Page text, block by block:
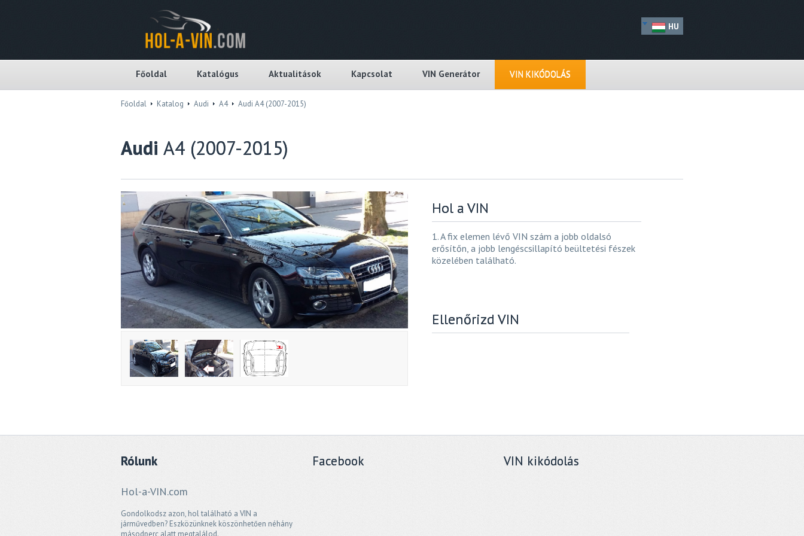
HU
Főoldal Katalógus Aktualitások Kapcsolat VIN Generátor VIN KIKÓDOLÁS
Főoldal Katalog Audi A4 Audi A4 (2007-2015)
Audi A4 (2007-2015)
Hol a VIN
1. A fix elemen lévő VIN szám a jobb oldalsó
erősítőn, a jobb lengéscsillapító beültetési fészek
közelében található.
Ellenőrizd VIN
Rólunk
Hol-a-VIN.com
Gondolkodsz azon, hol található a VIN a
járművedben? Eszközünknek köszönhetően néhány
másodperc alatt megtalálod.
Facebook VIN kikódolás